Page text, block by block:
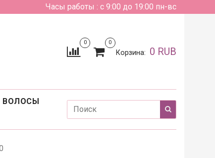
Часы работы : с 9:00 до 19:00 пн-вс
0 0
Корзина: 0 RUB
ВОЛОСЫ